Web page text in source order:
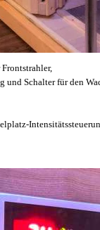
und Schalter für den